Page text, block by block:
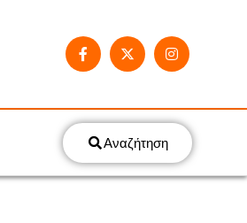
Αναζήτηση